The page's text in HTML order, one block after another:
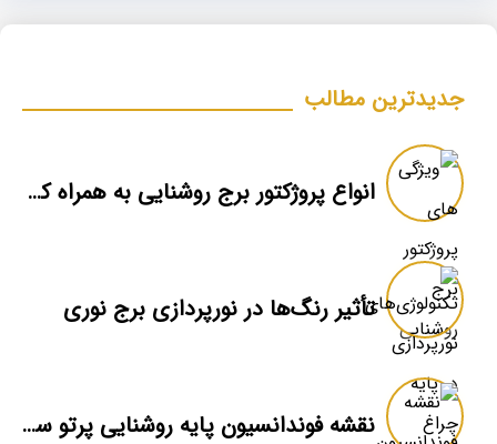
جدیدترین مطالب
انواع پروژکتور برج روشنایی به همراه کاربرد و ویژگی ها
تأثیر رنگ‌ها در نورپردازی برج نوری
نقشه فوندانسیون پایه روشنایی پرتو سازان بدیع